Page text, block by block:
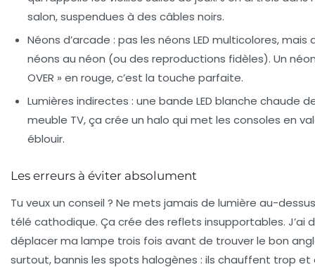
salon, suspendues à des câbles noirs.
Néons d’arcade : pas les néons LED multicolores, mais
néons au néon (ou des reproductions fidèles). Un néon
OVER » en rouge, c’est la touche parfaite.
Lumières indirectes : une bande LED blanche chaude
meuble TV, ça crée un halo qui met les consoles en
éblouir.
Les erreurs à éviter absolument
Tu veux un conseil ? Ne mets jamais de lumière au-
télé cathodique. Ça crée des reflets insupportables. J’ai
déplacer ma lampe trois fois avant de trouver le bon
surtout,bannis les spots halogènes : ils chauffent trop